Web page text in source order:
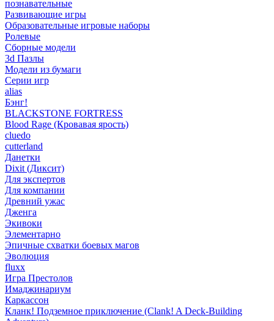
познавательные
Развивающие игры
Образовательные игровые наборы
Ролевые
Сборные модели
3d Пазлы
Модели из бумаги
Серии игр
alias
Бэнг!
BLACKSTONE FORTRESS
Blood Rage (Кровавая ярость)
cluedo
cutterland
Данетки
Dixit (Диксит)
Для экспертов
Для компании
Древний ужас
Дженга
Экивоки
Элементарно
Эпичные схватки боевых магов
Эволюция
fluxx
Игра Престолов
Имаджинариум
Каркассон
Кланк! Подземное приключение (Clank! A Deck-Building